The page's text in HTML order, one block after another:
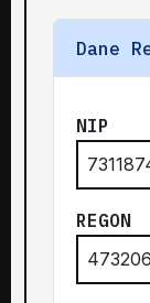
Dane
NIP
REGON